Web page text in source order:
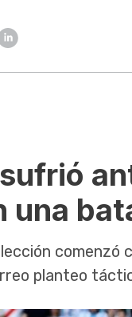
una
planteo